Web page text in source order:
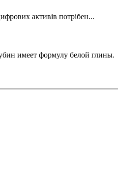
активів потрібен...
имеет формулу белой глины.